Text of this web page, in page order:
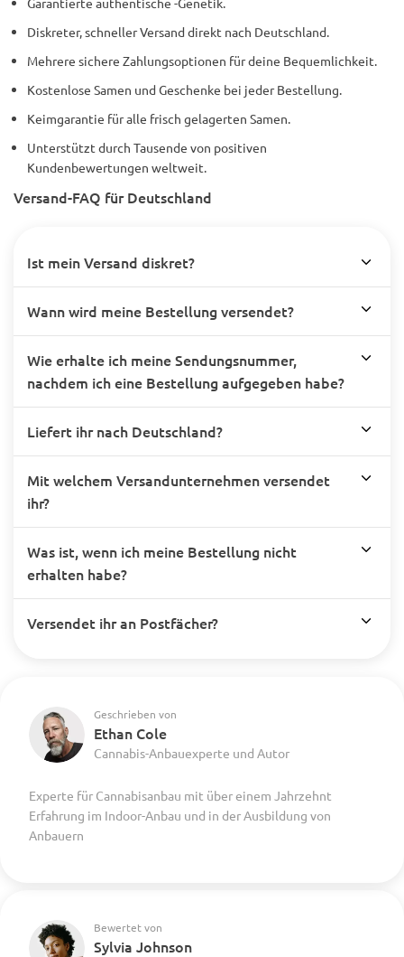
Diskreter, schneller Versand direkt nach Deutschland.
Mehrere sichere Zahlungsoptionen für deine Bequemlichkeit.
Kostenlose Samen und Geschenke bei jeder Bestellung.
Keimgarantie für alle frisch gelagerten Samen.
Unterstützt durch Tausende von positiven
Kundenbewertungen weltweit.
Versand-FAQ für Deutschland
Ist mein Versand diskret?
Wann wird meine Bestellung versendet?
Wie erhalte ich meine Sendungsnummer,
nachdem ich eine Bestellung aufgegeben habe?
Liefert ihr nach Deutschland?
Mit welchem Versandunternehmen versendet
ihr?
Was ist, wenn ich meine Bestellung nicht
erhalten habe?
Versendet ihr an Postfächer?
Geschrieben von
Ethan Cole
Cannabis-Anbauexperte und Autor
Experte für Cannabisanbau mit über einem Jahrzehnt
Erfahrung im Indoor-Anbau und in der Ausbildung von
Anbauern
Bewertet von
Sylvia Johnson